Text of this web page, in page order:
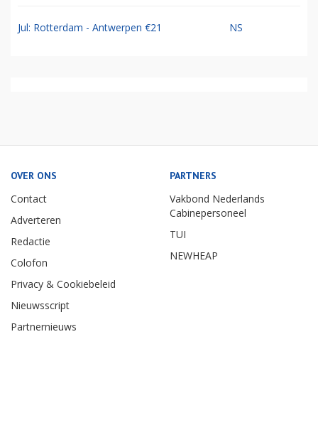
Jul: Rotterdam - Antwerpen €21 NS
OVER ONS
Contact
Adverteren
Redactie
Colofon
Privacy & Cookiebeleid
Nieuwsscript
Partnernieuws
PARTNERS
Vakbond Nederlands
Cabinepersoneel
TUI
NEWHEAP